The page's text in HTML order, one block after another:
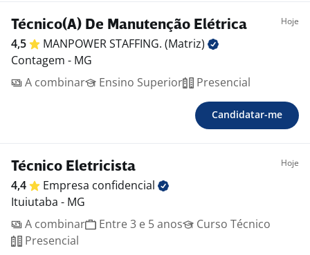
Técnico(A) De Manutenção Elétrica Hoje
4,5 MANPOWER STAFFING. (Matriz)
Contagem - MG
A combinar
Ensino Superior Presencial
Candidatar-me
Técnico Eletricista Hoje
4,4 Empresa confidencial
Ituiutaba - MG
A combinar
Entre 3 e 5 anos
Curso Técnico
Presencial